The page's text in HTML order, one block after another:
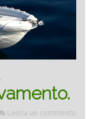
Lascia un commento